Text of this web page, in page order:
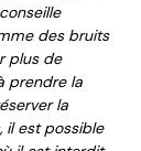
des bruits
plus de
prendre la
la
il est possible